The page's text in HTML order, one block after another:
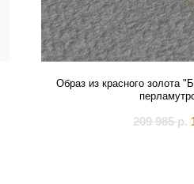
Образ из красного золота
209 985р.